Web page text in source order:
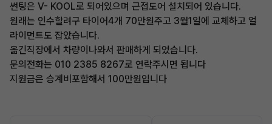
썬팅은 V- KOOL로 되어있으며 근접도어 설치되어 있습니다.
원래는 인수할려구 타이어4개 70만원주고 3월1일에 교체하고 얼
라이먼트도 잡았습니다.
옮긴직장에서 차량이나와서 판매하게 되었습니다.
문의전화는 010 2385 8267로 연락주시면 됩니다
지원금은 승계비포함해서 100만원입니다